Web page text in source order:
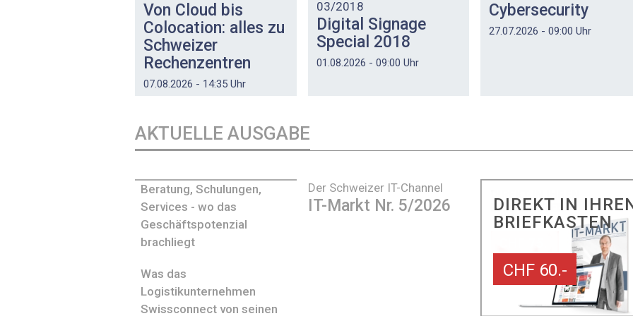
Von Cloud bis
Colocation: alles zu
Schweizer
Rechenzentren
07.08.2026 - 14:35 Uhr
03/2018
Digital Signage
Special 2018
01.08.2026 - 09:00 Uhr
Cybersecurity
27.07.2026 - 09:00 Uhr
AKTUELLE AUSGABE
Der Schweizer IT-Channel
IT-Markt Nr. 5/2026
Beratung, Schulungen,
Services - wo das
Geschäftspotenzial
brachliegt
Was das
Logistikunternehmen
Swissconnect von seinen
DIREKT IN
BRIEFKASTEN
CHF 60.-